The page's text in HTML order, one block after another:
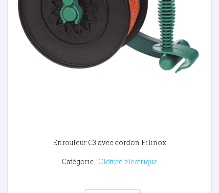
Enrouleur C3 avec cordon Filinox
Catégorie : Clôture électrique